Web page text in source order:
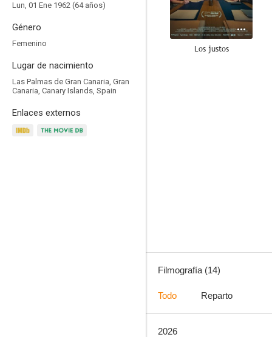
Lun, 01 Ene 1962 (64 años)
Género
Femenino
Lugar de nacimiento
Las Palmas de Gran Canaria, Gran
Canaria, Canary Islands, Spain
Enlaces externos
Los justos
Filmografía (14)
Todo Reparto
2026